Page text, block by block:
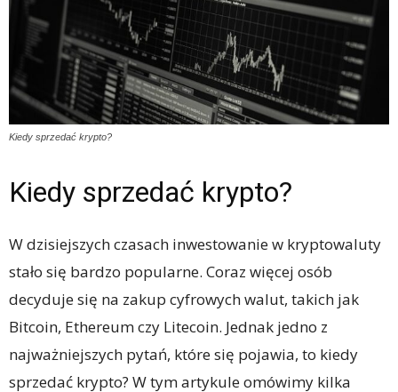
Kiedy sprzedać krypto?
Kiedy sprzedać krypto?
W dzisiejszych czasach inwestowanie w kryptowaluty
stało się bardzo popularne. Coraz więcej osób
decyduje się na zakup cyfrowych walut, takich jak
Bitcoin, Ethereum czy Litecoin. Jednak jedno z
najważniejszych pytań, które się pojawia, to kiedy
sprzedać krypto? W tym artykule omówimy kilka